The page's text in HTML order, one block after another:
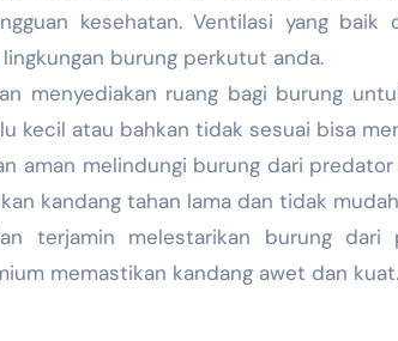
kesehatan. Ventilasi yang baik
burung perkutut anda.
menyediakan ruang bagi burung
kecil atau bahkan tidak sesuai bisa
aman melindungi burung dari
kandang tahan lama dan tidak
terjamin melestarikan burung dari
memastikan kandang awet dan kuat.